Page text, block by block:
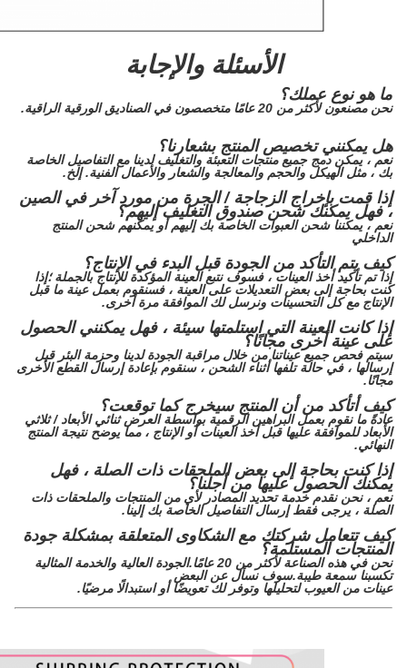
الأسئلة والإجابة
ما هو نوع عملك؟
نحن مصنعون لأكثر من 20 عامًا متخصصون في الصناديق الورقية الراقية.
هل يمكنني تخصيص المنتج بشعارنا؟
نعم ، يمكن دمج جميع منتجات التعبئة والتغليف لدينا مع التفاصيل الخاصة
بك ، مثل الهيكل والحجم والمعالجة والشعار والأعمال الفنية. إلخ.
إذا قمت بإخراج الزجاجة / الجرة من مورد آخر في الصين
، فهل يمكنك شحن صندوق التغليف إليهم؟
نعم ، يمكننا شحن العبوات الخاصة بك إليهم أو يمكنهم شحن المنتج
الداخلي
كيف يتم التأكد من الجودة قبل البدء في الإنتاج؟
إذا تم تأكيد أخذ العينات ، فسوف نتبع العينة المؤكدة للإنتاج بالجملة ؛إذا
كنت بحاجة إلى بعض التعديلات على العينة ، فسنقوم بعمل عينة ما قبل
الإنتاج مع كل التحسينات ونرسل لك الموافقة مرة أخرى.
إذا كانت العينة التي استلمتها سيئة ، فهل يمكنني الحصول
على عينة أخرى مجانًا؟
سيتم فحص جميع عيناتنا من خلال مراقبة الجودة لدينا وحزمة البئر قبل
إرسالها ، في حالة تلفها أثناء الشحن ، سنقوم بإعادة إرسال القطع الأخرى
مجانًا.
كيف أتأكد من أن المنتج سيخرج كما توقعت؟
عادةً ما نقوم بعمل البراهين الرقمية بواسطة العرض ثنائي الأبعاد / ثلاثي
الأبعاد للموافقة عليها قبل أخذ العينات أو الإنتاج ، مما يوضح نتيجة المنتج
النهائي.
إذا كنت بحاجة إلى بعض الملحقات ذات الصلة ، فهل
يمكنك الحصول عليها من أجلنا؟
نعم ، نحن نقدم خدمة تحديد المصادر لأي من المنتجات والملحقات ذات
الصلة ، يرجى فقط إرسال التفاصيل الخاصة بك إلينا.
كيف تتعامل شركتك مع الشكاوى المتعلقة بمشكلة جودة
المنتجات المستلمة؟
نحن في هذه الصناعة لأكثر من 20 عامًا.الجودة العالية والخدمة المثالية
تكسبنا سمعة طيبة.سوف نسأل عن البعض
عينات من العيوب لتحليلها وتوفر لك تعويضًا أو استبدالًا مرضيًا.